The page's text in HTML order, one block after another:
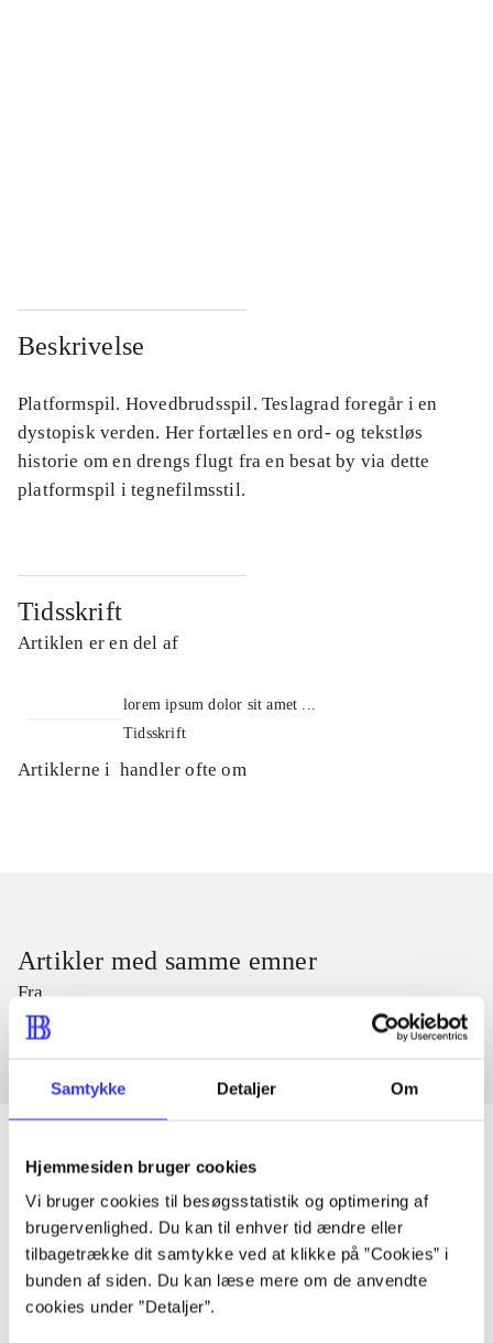
Samtykke Detaljer Om
Hjemmesiden bruger cookies
Vi bruger cookies til besøgsstatistik og optimering af
brugervenlighed. Du kan til enhver tid ændre eller
tilbagetrække dit samtykke ved at klikke på ”Cookies” i
bunden af siden. Du kan læse mere om de anvendte
cookies under ”Detaljer”.
Beskrivelse
Platformspil. Hovedbrudsspil. Teslagrad foregår i en
dystopisk verden. Her fortælles en ord- og tekstløs
historie om en drengs flugt fra en besat by via dette
platformspil i tegnefilmsstil.
Tidsskrift
Artiklen er en del af
lorem ipsum dolor sit amet ...
Tidsskrift
Artiklerne i handler ofte om
Artikler med samme emner
Fra
Artikler
Alle registrerede artikler fordelt på udgivelser
...